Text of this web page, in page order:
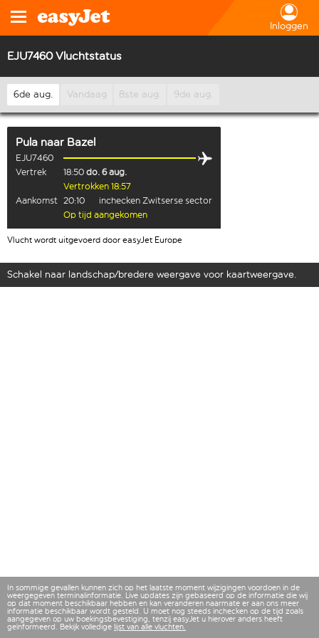
Inloggen
EJU7460 Vluchtstatus
6de aug. Vandaag 8ste aug. 9de aug.
Pula naar Bazel
EJU7460
Vertrek
18:50 do. 6 aug.
Vertrokken 18:57
Aankomst 20:10
inchecken Zwitserse sector
Op tijd aangekomen
Vlucht wordt uitgevoerd door easyJet Europe
Schakel naar landschap/bredere weergave voor kaartweergave.
In sommige gevallen kunnen zich op het laatste moment wijzigingen voordoen in de
weergegeven terminalinformatie. Live updates zijn gebaseerd op de informatie die wij
op dat moment beschikbaar hebben en kan veranderen naarmate er aan ons meer
informatie beschikbaar wordt gesteld. U moet nog steeds inchecken op de tijd zoals
aangegeven op uw boekingsbevestiging, tenzij easyJet u hierover anders heeft
geïnformeerd. Bekijk volledige lijst van alle vluchten.